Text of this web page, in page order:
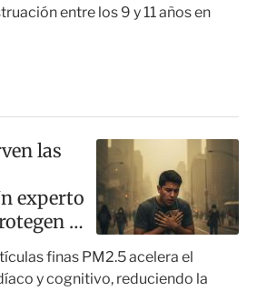
entre los 9 y 11 años en
las
experto
la
finas PM2.5 acelera el
y cognitivo, reduciendo la